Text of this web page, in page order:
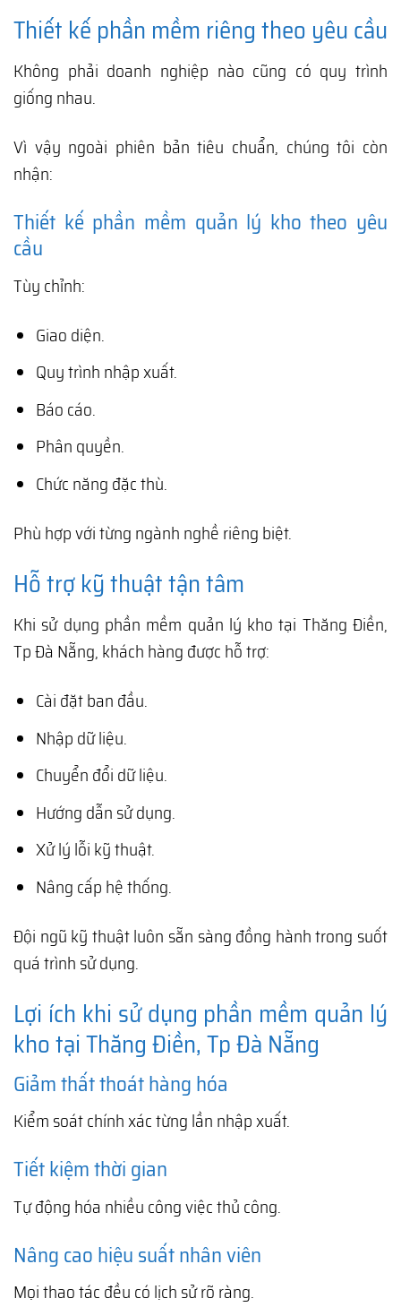
Thiết kế phần mềm riêng theo yêu cầu
Không phải doanh nghiệp nào cũng có quy trình
giống nhau.
Vì vậy ngoài phiên bản tiêu chuẩn, chúng tôi còn
nhận:
Thiết kế phần mềm quản lý kho theo yêu
cầu
Tùy chỉnh:
Giao diện.
Quy trình nhập xuất.
Báo cáo.
Phân quyền.
Chức năng đặc thù.
Phù hợp với từng ngành nghề riêng biệt.
Hỗ trợ kỹ thuật tận tâm
Khi sử dụng phần mềm quản lý kho tại Thăng Điền,
Tp Đà Nẵng, khách hàng được hỗ trợ:
Cài đặt ban đầu.
Nhập dữ liệu.
Chuyển đổi dữ liệu.
Hướng dẫn sử dụng.
Xử lý lỗi kỹ thuật.
Nâng cấp hệ thống.
Đội ngũ kỹ thuật luôn sẵn sàng đồng hành trong suốt
quá trình sử dụng.
Lợi ích khi sử dụng phần mềm quản lý
kho tại Thăng Điền, Tp Đà Nẵng
Giảm thất thoát hàng hóa
Kiểm soát chính xác từng lần nhập xuất.
Tiết kiệm thời gian
Tự động hóa nhiều công việc thủ công.
Nâng cao hiệu suất nhân viên
Mọi thao tác đều có lịch sử rõ ràng.